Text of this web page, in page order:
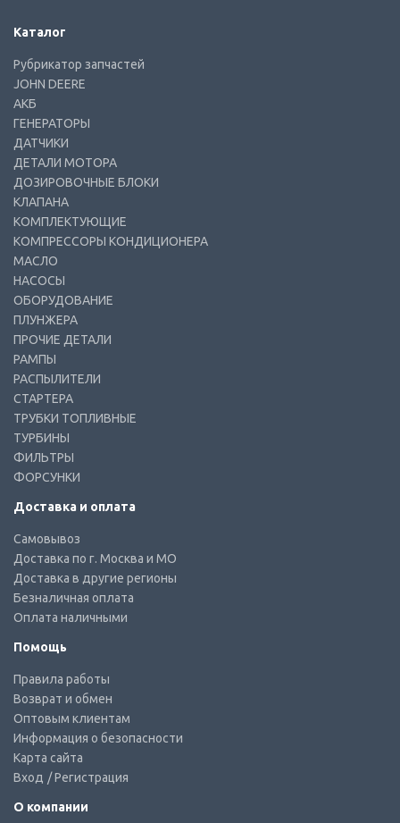
Каталог
Рубрикатор запчастей
JOHN DEERE
АКБ
ГЕНЕРАТОРЫ
ДАТЧИКИ
ДЕТАЛИ МОТОРА
ДОЗИРОВОЧНЫЕ БЛОКИ
КЛАПАНА
КОМПЛЕКТУЮЩИЕ
КОМПРЕССОРЫ КОНДИЦИОНЕРА
МАСЛО
НАСОСЫ
ОБОРУДОВАНИЕ
ПЛУНЖЕРА
ПРОЧИЕ ДЕТАЛИ
РАМПЫ
РАСПЫЛИТЕЛИ
СТАРТЕРА
ТРУБКИ ТОПЛИВНЫЕ
ТУРБИНЫ
ФИЛЬТРЫ
ФОРСУНКИ
Доставка и оплата
Самовывоз
Доставка по г. Москва и МО
Доставка в другие регионы
Безналичная оплата
Оплата наличными
Помощь
Правила работы
Возврат и обмен
Оптовым клиентам
Информация о безопасности
Карта сайта
Вход / Регистрация
О компании